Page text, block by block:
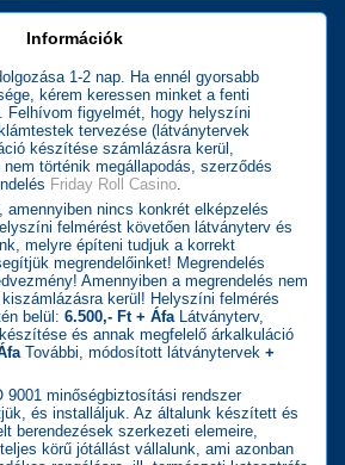
Információk
1-2 nap. Ha ennél gyorsabb
kérem keressen minket a fenti
Felhívom figyelmét, hogy helyszíni
tervezése (látványtervek
készítése számlázásra kerül,
történik megállapodás, szerződés
Friday Roll Casino
amennyiben nincs konkrét elképzelés
felmérést követően látványterv és
melyre építeni tudjuk a korrekt
megrendelőinket! Megrendelés
Amennyiben a megrendelés nem
kerül! Helyszíni felmérés
belül:6.500,- Ft + Áfa Látványterv,
és annak megfelelő árkalkuláció
További, módosított látványtervek +
9001 minőségbiztosítási rendszer
és installáljuk. Az általunk készített és
berendezések szerkezeti elemeire,
körű jótállást vállalunk, ami azonban